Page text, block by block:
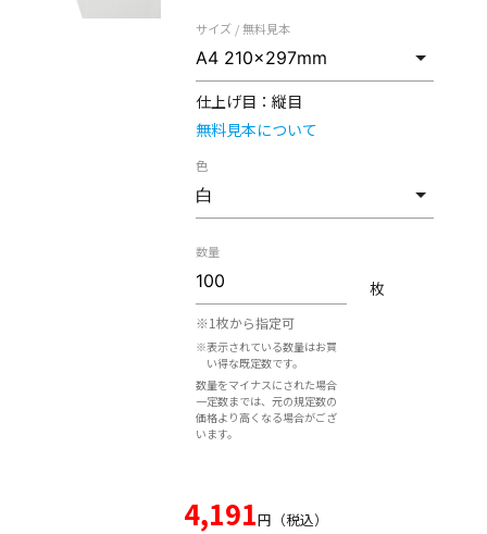
サイズ / 無料見本
仕上げ目： 縦目
無料見本について
色
数量
※1枚から指定可
※表示されている数量はお買
い得な既定数です。
数量をマイナスにされた場合
一定数までは、元の規定数の
価格より高くなる場合がござ
います。
枚
4,191円（税込）